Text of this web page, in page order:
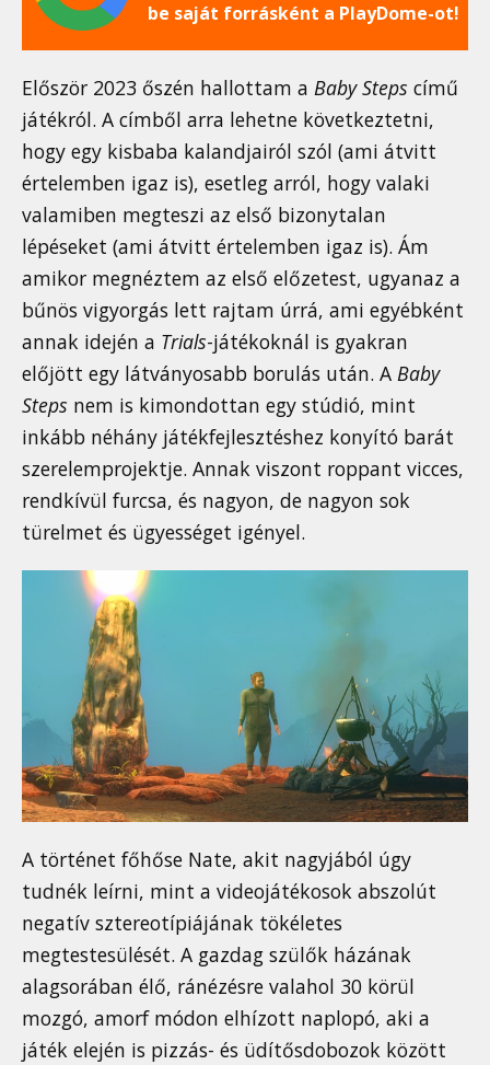
be saját forrásként a PlayDome-ot!
Először 2023 őszén hallottam a Baby Steps című
játékról. A címből arra lehetne következtetni,
hogy egy kisbaba kalandjairól szól (ami átvitt
értelemben igaz is), esetleg arról, hogy valaki
valamiben megteszi az első bizonytalan
lépéseket (ami átvitt értelemben igaz is). Ám
amikor megnéztem az első előzetest, ugyanaz a
bűnös vigyorgás lett rajtam úrrá, ami egyébként
annak idején a Trials-játékoknál is gyakran
előjött egy látványosabb borulás után. A Baby
Steps nem is kimondottan egy stúdió, mint
inkább néhány játékfejlesztéshez konyító barát
szerelemprojektje. Annak viszont roppant vicces,
rendkívül furcsa, és nagyon, de nagyon sok
türelmet és ügyességet igényel.
A történet főhőse Nate, akit nagyjából úgy
tudnék leírni, mint a videojátékosok abszolút
negatív sztereotípiájának tökéletes
megtestesülését. A gazdag szülők házának
alagsorában élő, ránézésre valahol 30 körül
mozgó, amorf módon elhízott naplopó, aki a
játék elején is pizzás- és üdítősdobozok között